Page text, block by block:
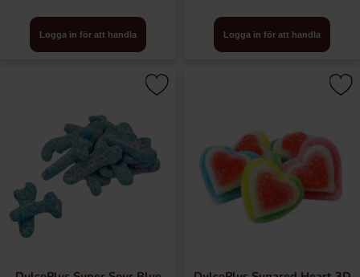
Logga in för att handla Logga in för att handla